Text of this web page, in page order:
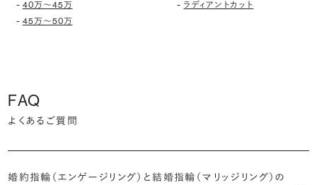
- 40万〜45万
- 45万〜50万
- ラディアントカット
FAQ
よくあるご質問
婚約指輪（エンゲージリング）と結婚指輪（マリッジリング）の